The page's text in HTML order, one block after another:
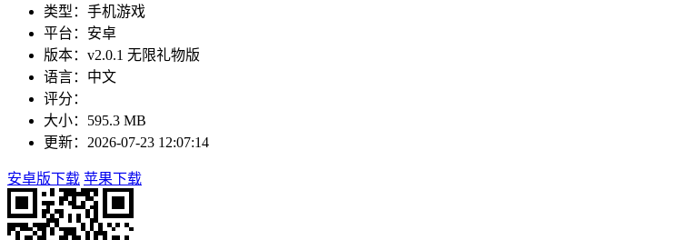
类型：手机游戏
平台：安卓
版本：v2.0.1 无限礼物版
语言：中文
评分：
大小：595.3 MB
更新：2026-07-23 12:07:14
安卓版下载 苹果下载